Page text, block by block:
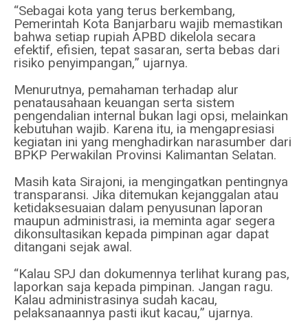
“Sebagai kota yang terus berkembang,
Pemerintah Kota Banjarbaru wajib memastikan
bahwa setiap rupiah APBD dikelola secara
efektif, efisien, tepat sasaran, serta bebas dari
risiko penyimpangan,” ujarnya.
Menurutnya, pemahaman terhadap alur
penatausahaan keuangan serta sistem
pengendalian internal bukan lagi opsi, melainkan
kebutuhan wajib. Karena itu, ia mengapresiasi
kegiatan ini yang menghadirkan narasumber dari
BPKP Perwakilan Provinsi Kalimantan Selatan.
Masih kata Sirajoni, ia mengingatkan pentingnya
transparansi. Jika ditemukan kejanggalan atau
ketidaksesuaian dalam penyusunan laporan
maupun administrasi, ia meminta agar segera
dikonsultasikan kepada pimpinan agar dapat
ditangani sejak awal.
“Kalau SPJ dan dokumennya terlihat kurang pas,
laporkan saja kepada pimpinan. Jangan ragu.
Kalau administrasinya sudah kacau,
pelaksanaannya pasti ikut kacau,” ujarnya.